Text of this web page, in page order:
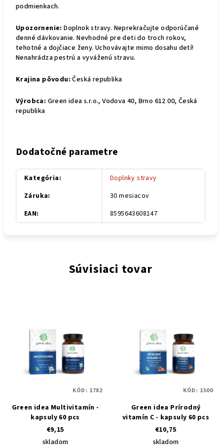
podmienkach.
Upozornenie: Doplnok stravy. Neprekračujte odporúčané
denné dávkovanie. Nevhodné pre deti do troch rokov,
tehotné a dojčiace ženy. Uchovávajte mimo dosahu detí!
Nenahrádza pestrú a vyváženú stravu.
Krajina pôvodu: Česká republika
Výrobca: Green idea s.r.o., Vodova 40, Brno 612 00, Česká
republika
Dodatočné parametre
Kategória:
Doplnky stravy
Záruka:
30 mesiacov
EAN: 8595643608147
Súvisiaci tovar
Green idea Multivitamín -
kapsuly 60 pcs
€9,15
skladom
KÓD: 1782
Green idea Prírodný
vitamín C - kapsuly 60 pcs
€10,75
skladom
KÓD: 1500